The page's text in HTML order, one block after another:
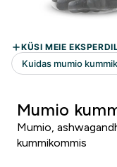
Mumio
Mumio,
kummikommis